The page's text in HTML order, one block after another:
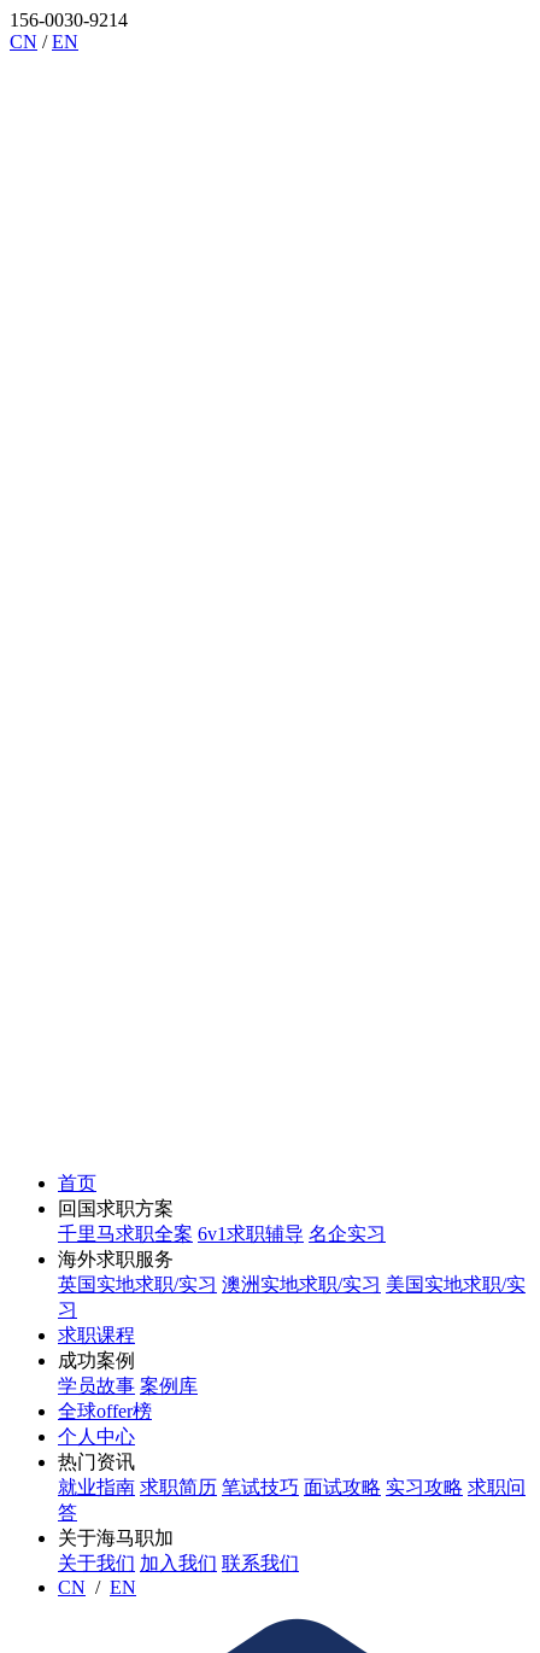
156-0030-9214
CN /EN
首页
回国求职方案
千里马求职全案 6v1求职辅导 名企实习
海外求职服务
英国实地求职/实习 澳洲实地求职/实习 美国实地求职/实
习
求职课程
成功案例
学员故事 案例库
全球offer榜
个人中心
热门资讯
就业指南 求职简历 笔试技巧 面试攻略 实习攻略 求职问
答
关于海马职加
关于我们 加入我们 联系我们
CN / EN